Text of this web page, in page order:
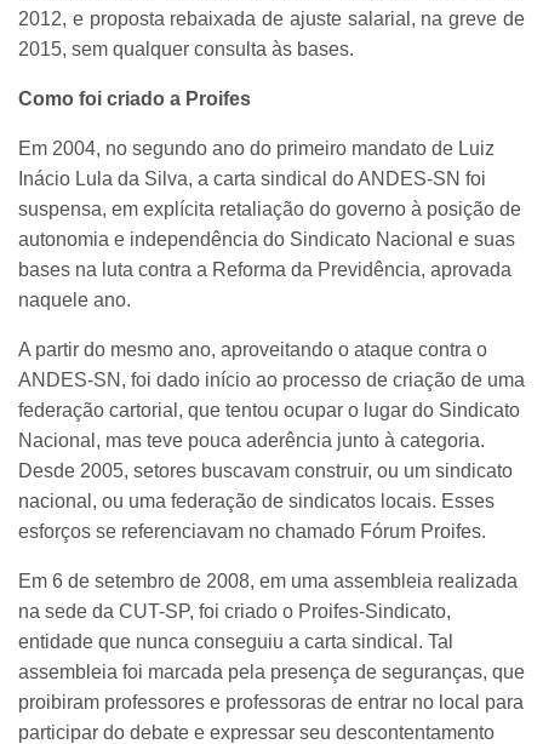
2012, e proposta rebaixada de ajuste salarial, na greve de
2015, sem qualquer consulta às bases.
Como foi criado a Proifes
Em 2004, no segundo ano do primeiro mandato de Luiz
Inácio Lula da Silva, a carta sindical do ANDES-SN foi
suspensa, em explícita retaliação do governo à posição de
autonomia e independência do Sindicato Nacional e suas
bases na luta contra a Reforma da Previdência, aprovada
naquele ano.
A partir do mesmo ano, aproveitando o ataque contra o
ANDES-SN, foi dado início ao processo de criação de uma
federação cartorial, que tentou ocupar o lugar do Sindicato
Nacional, mas teve pouca aderência junto à categoria.
Desde 2005, setores buscavam construir, ou um sindicato
nacional, ou uma federação de sindicatos locais. Esses
esforços se referenciavam no chamado Fórum Proifes.
Em 6 de setembro de 2008, em uma assembleia realizada
na sede da CUT-SP, foi criado o Proifes-Sindicato,
entidade que nunca conseguiu a carta sindical. Tal
assembleia foi marcada pela presença de seguranças, que
proibiram professores e professoras de entrar no local para
participar do debate e expressar seu descontentamento